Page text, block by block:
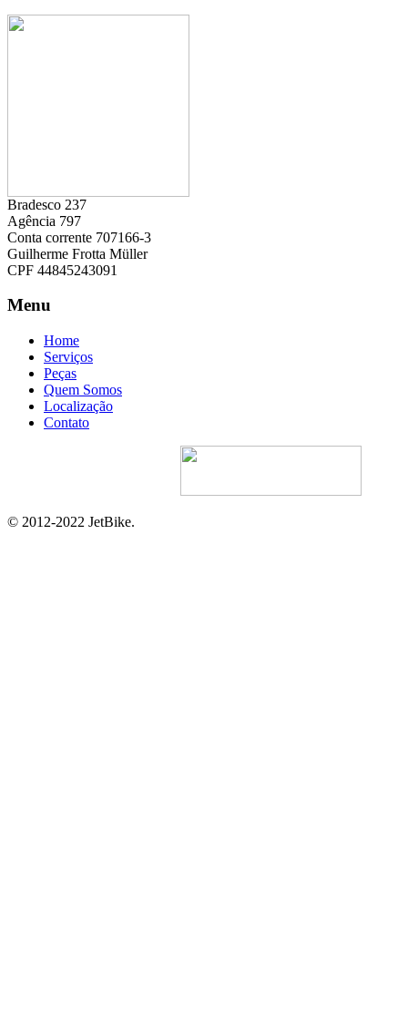
Bradesco 237
Agência 797
Conta corrente 707166-3
Guilherme Frotta Müller
CPF 44845243091
Menu
Home
Serviços
Peças
Quem Somos
Localização
Contato
© 2012-2022 JetBike.